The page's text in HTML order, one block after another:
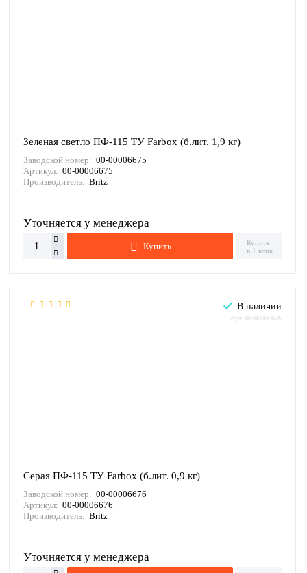
Зеленая светло ПФ-115 ТУ Farbox (б.лит. 1,9 кг)
Заводской номер: 00-00006675
Артикул: 00-00006675
Производитель: Britz
Уточняется у менеджера
Купить
Купить
в 1 клик
В наличии
Арт: 00-00006676
Серая ПФ-115 ТУ Farbox (б.лит. 0,9 кг)
Заводской номер: 00-00006676
Артикул: 00-00006676
Производитель: Britz
Уточняется у менеджера